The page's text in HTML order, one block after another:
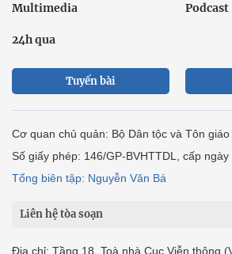
Multimedia Podcast
24h qua
Tuyến bài
Cơ quan chủ quản: Bộ Dân tộc và Tôn giáo
Số giấy phép: 146/GP-BVHTTDL, cấp
Tổng biên tập: Nguyễn Văn Bá
Liên hệ tòa soạn
Địa chỉ: Tầng 18, Toà nhà Cục Viễn thông